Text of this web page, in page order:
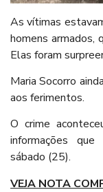
As vítimas
homens armados,
Elas foram
Maria Socorro
aos ferimentos.
O crime
informações
sábado (25).
VEJA NOTA